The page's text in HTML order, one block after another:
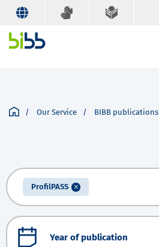
Our Service BIBB publications
ProfilPASS
Year of publication